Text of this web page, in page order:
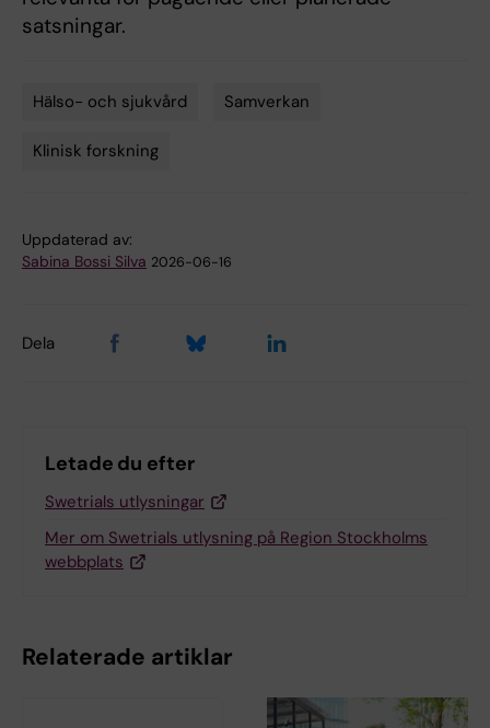
satsningar.
Hälso- och sjukvård Samverkan
Klinisk forskning
Uppdaterad av:
Sabina Bossi Silva 2026-06-16
Dela
Letade du efter
Swetrials utlysningar
Mer om Swetrials utlysning på Region Stockholms
webbplats
Relaterade artiklar